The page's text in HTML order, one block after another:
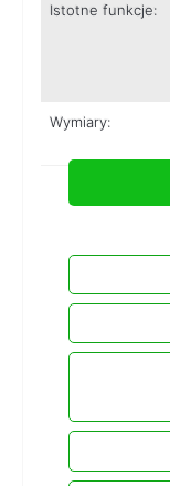
Istotne funkcje:
Wymiary: